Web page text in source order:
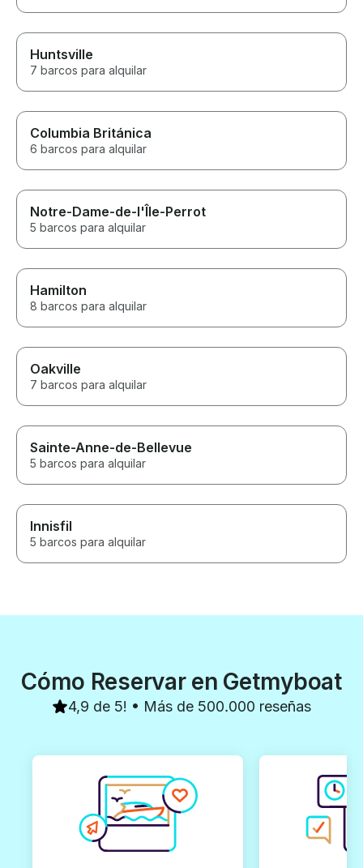
Huntsville
7 barcos para alquilar
Columbia Británica
6 barcos para alquilar
Notre-Dame-de-l'Île-Perrot
5 barcos para alquilar
Hamilton
8 barcos para alquilar
Oakville
7 barcos para alquilar
Sainte-Anne-de-Bellevue
5 barcos para alquilar
Innisfil
5 barcos para alquilar
Cómo Reservar en Getmyboat
4,9 de 5! • Más de 500.000 reseñas